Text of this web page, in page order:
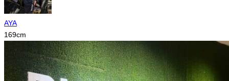
AYA
169cm